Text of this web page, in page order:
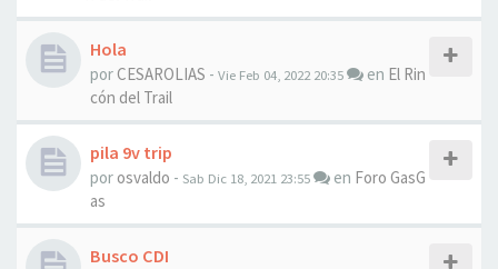
Hola
por CESAROLIAS - Vie Feb 04, 2022 20:35 en El Rin
cón del Trail
pila 9v trip
por osvaldo - Sab Dic 18, 2021 23:55 en Foro GasG
as
Busco CDI